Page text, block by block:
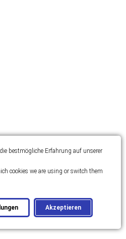
bestmögliche Erfahrung auf unserer
cookies we are using or switch them
Akzeptieren